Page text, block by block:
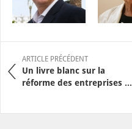
ARTICLE PRÉCÉDENT
Un livre blanc sur la
réforme des entreprises ...